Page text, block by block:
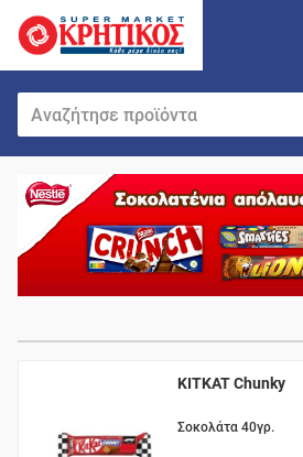
KITKAT Chunky
Σοκολάτα 40γρ.